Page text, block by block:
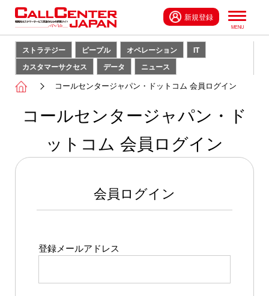
新規登録
ストラテジー ピープル オペレーション
IT
カスタマーサクセス
データ ニュース
コールセンタージャパン・ドットコム 会員ログイン
コールセンタージャパン・ド
ットコム 会員ログイン
会員ログイン
登録メールアドレス